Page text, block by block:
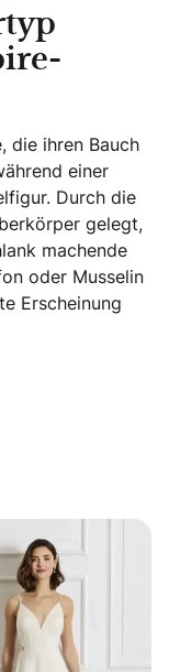
die ihren Bauch
einer
Durch die
gelegt,
machende
oder Musselin
Erscheinung